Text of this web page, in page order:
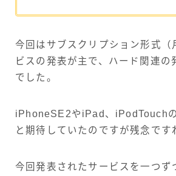
今回はサブスクリプション形式（
ビスの発表が主で、ハード関連の
でした。
iPhoneSE2やiPad、iPodTouch
と期待していたのですが残念です
今回発表されたサービスを一つず